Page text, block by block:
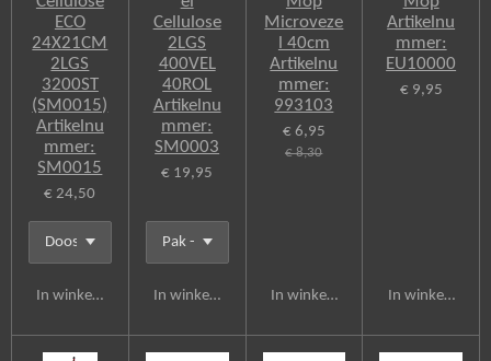
ECO
24X21CM
2LGS
3200ST
(SM0015)
Artikelnu
mmer:
SM0015
€ 24,50
In winkelwagen
Cellulose
2LGS
400VEL
40ROL
Artikelnu
mmer:
SM0003
€ 19,95
In winkelwagen
Microveze
l 40cm
Artikelnu
mmer:
993103
€ 6,95
€ 8,30
In winkelwagen
Artikelnu
mmer:
EU10000
€ 9,95
In winkelwagen